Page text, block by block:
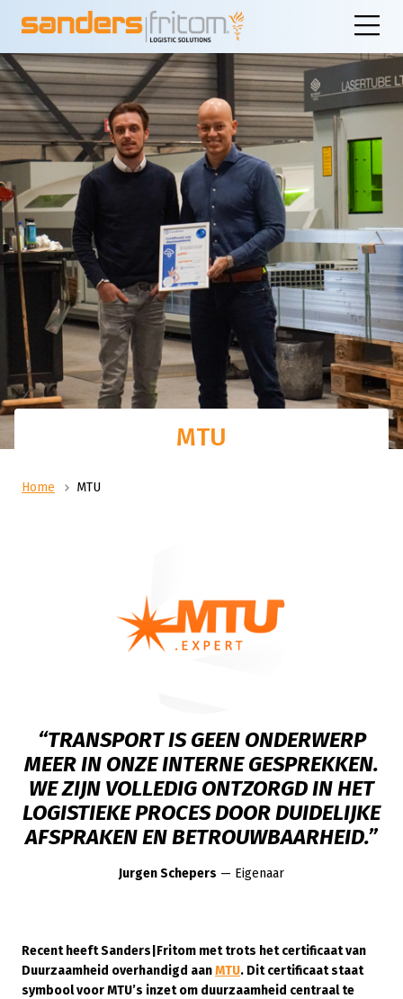
MTU
Home MTU
“TRANSPORT IS GEEN ONDERWERP
MEER IN ONZE INTERNE GESPREKKEN.
WE ZIJN VOLLEDIG ONTZORGD IN HET
LOGISTIEKE PROCES DOOR DUIDELIJKE
AFSPRAKEN EN BETROUWBAARHEID.”
Jurgen Schepers — Eigenaar
Recent heeft Sanders|Fritom met trots het certificaat van
Duurzaamheid overhandigd aanMTU. Dit certificaat staat
symbool voor MTU’s inzet om duurzaamheid centraal te